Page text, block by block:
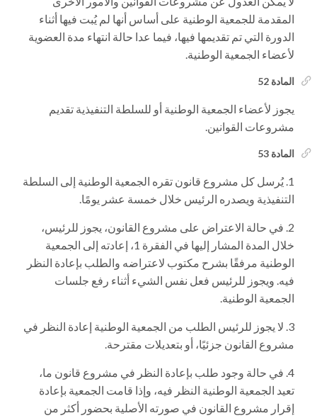
المقدمة للجمعية الوطنية على أساس أنها لم يُبت فيها أثناء
الدورة التي تم تقديمها فيها، فيما عدا حالة انتهاء مدة العضوية
لأعضاء الجمعية الوطنية.
المادة 52
يجوز لأعضاء الجمعية الوطنية أو للسلطة التنفيذية تقديم
مشروعات القوانين.
المادة 53
يُرسل كل مشروع قانون تقره الجمعية الوطنية إلى السلطة
التنفيذية ويصدره الرئيس خلال خمسة عشر يومًا.
في حالة الاعتراض على مشروع القانون، يجوز للرئيس،
خلال المدة المشار إليها في الفقرة 1، إعادته إلى الجمعية
الوطنية مرفقًا بشرح مكتوب لاعتراضه والطلب بإعادة النظر
فيه. ويجوز للرئيس فعل نفس الشيء أثناء رفع جلسات
الجمعية الوطنية.
لا يجوز للرئيس الطلب من الجمعية الوطنية إعادة النظر في
مشروع القانون جزئيًا، أو بتعديلات مقترحة.
في حالة وجود طلب بإعادة النظر في مشروع قانون ما،
تعيد الجمعية الوطنية النظر فيه، وإذا قامت الجمعية بإعادة
إقرار مشروع القانون في صورته الأصلية بحضور أكثر من